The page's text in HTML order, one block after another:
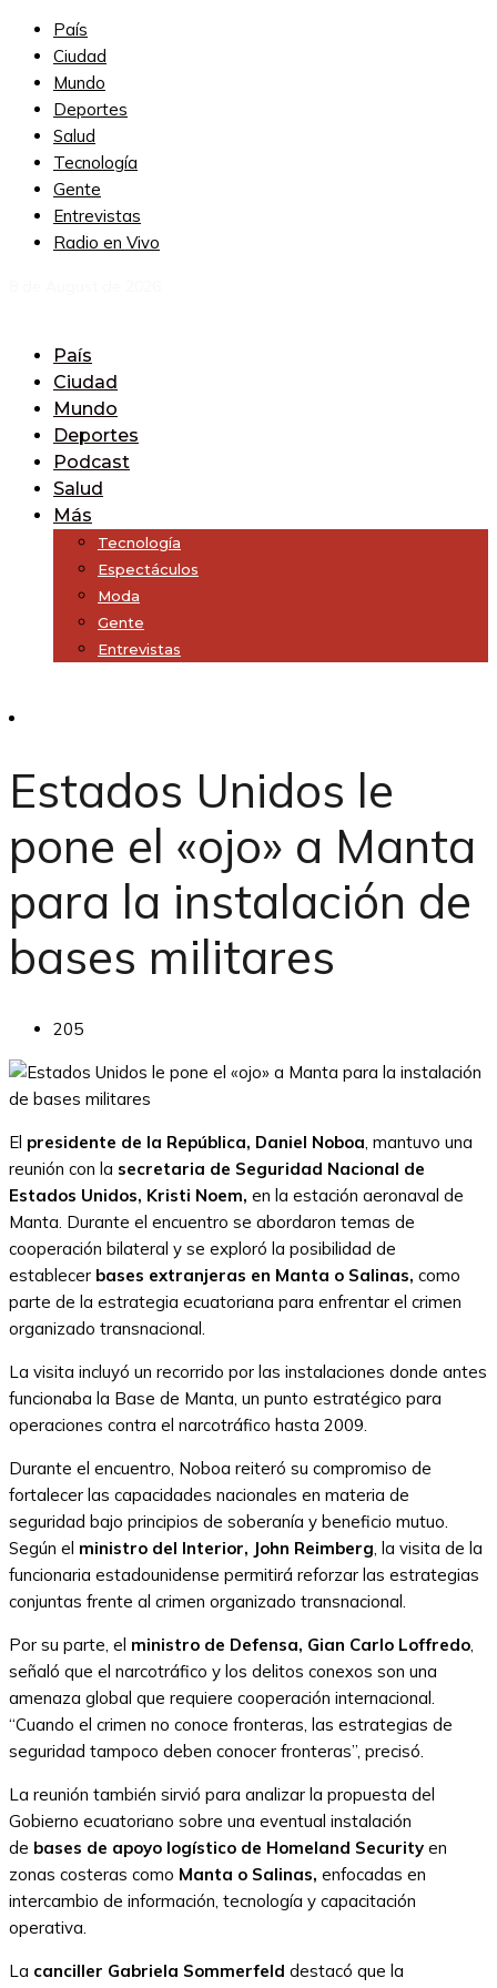
País
Ciudad
Mundo
Deportes
Salud
Tecnología
Gente
Entrevistas
Radio en Vivo
País
Ciudad
Mundo
Deportes
Podcast
Salud
Más
Tecnología
Espectáculos
Moda
Gente
Entrevistas
Estados Unidos le
pone el «ojo» a Manta
para la instalación de
bases militares
205
El presidente de la República, Daniel Noboa, mantuvo una
reunión con la secretaria de Seguridad Nacional de
Estados Unidos, Kristi Noem, en la estación aeronaval de
Manta. Durante el encuentro se abordaron temas de
cooperación bilateral y se exploró la posibilidad de
establecer bases extranjeras en Manta o Salinas, como
parte de la estrategia ecuatoriana para enfrentar el crimen
organizado transnacional.
La visita incluyó un recorrido por las instalaciones donde antes
funcionaba la Base de Manta, un punto estratégico para
operaciones contra el narcotráfico hasta 2009.
Durante el encuentro, Noboa reiteró su compromiso de
fortalecer las capacidades nacionales en materia de
seguridad bajo principios de soberanía y beneficio mutuo.
Según el ministro del Interior, John Reimberg, la visita de la
funcionaria estadounidense permitirá reforzar las estrategias
conjuntas frente al crimen organizado transnacional.
Por su parte, el ministro de Defensa, Gian Carlo Loffredo,
señaló que el narcotráfico y los delitos conexos son una
amenaza global que requiere cooperación internacional.
“Cuando el crimen no conoce fronteras, las estrategias de
seguridad tampoco deben conocer fronteras”, precisó.
La reunión también sirvió para analizar la propuesta del
Gobierno ecuatoriano sobre una eventual instalación
de bases de apoyo logístico de Homeland Security en
zonas costeras como Manta o Salinas, enfocadas en
intercambio de información, tecnología y capacitación
operativa.
La canciller Gabriela Sommerfeld destacó que la